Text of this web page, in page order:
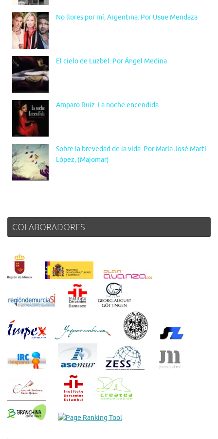
No llores por mí, Argentina. Por Usue Mendaza
El cielo de Luzbel. Por Ángel Medina
Amparo Ruiz. La noche encendida.
Sobre la brevedad de la vida. Por María José Martí-
López, (Majomar)
COLABORADORES